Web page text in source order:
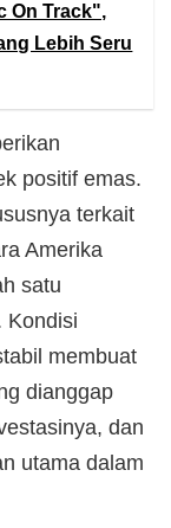
On Track",
Lebih Seru
positif emas.
terkait
Amerika
satu
Kondisi
membuat
dianggap
dan
utama dalam